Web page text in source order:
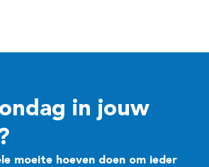
in jouw
moeite hoeven doen om ieder